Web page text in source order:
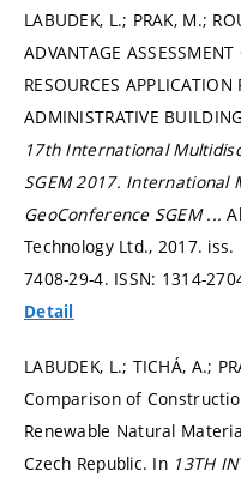
LABUDEK, L.; PRAK, M.;
ADVANTAGE
RESOURCES
ADMINISTRATIVE
17th International
SGEM 2017. International
GeoConference SGEM ...
Technology Ltd., 2017. iss.
7408-29-4. ISSN: 1314-
Detail
LABUDEK, L.; TICHÁ, A.;
Comparison of
Renewable Natural
Czech Republic. In 13TH